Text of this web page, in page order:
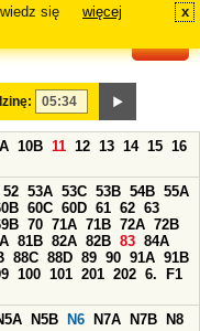
się
więcej x
10B 11 12 13 14 15 16
52 53A 53C 53B 54B 55A
60C 60D 61 62 63
70 71A 71B 72A 72B
81B 82A 82B 83 84A
88C 88D 89 90 91A 91B
100 101 201 202 6.
F1
N5B N6 N7A N7B
N8